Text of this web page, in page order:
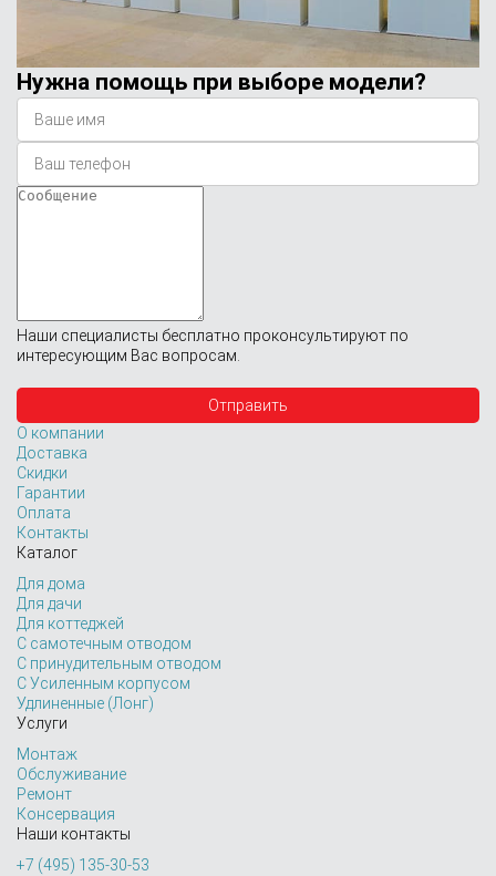
Нужна помощь при выборе модели?
Наши специалисты бесплатно проконсультируют по
интересующим Вас вопросам.
О компании
Доставка
Скидки
Гарантии
Оплата
Контакты
Каталог
Для дома
Для дачи
Для коттеджей
С самотечным отводом
С принудительным отводом
С Усиленным корпусом
Удлиненные (Лонг)
Услуги
Монтаж
Обслуживание
Ремонт
Консервация
Наши контакты
+7 (495) 135-30-53